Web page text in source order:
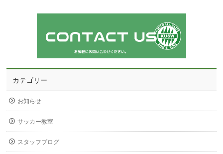
カテゴリー
お知らせ
サッカー教室
スタッフブログ